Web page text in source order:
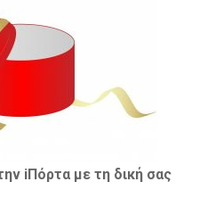
iΠόρτα με τη δική σας